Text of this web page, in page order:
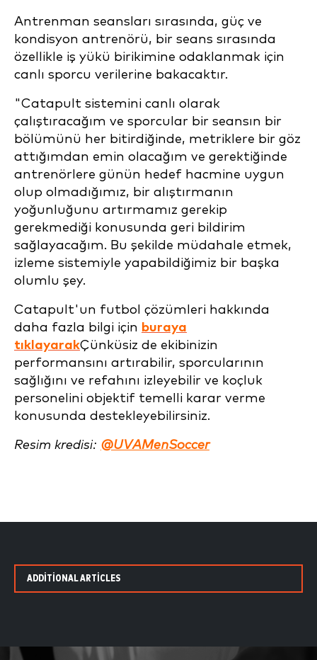
Antrenman seansları sırasında, güç ve
kondisyon antrenörü, bir seans sırasında
özellikle iş yükü birikimine odaklanmak için
canlı sporcu verilerine bakacaktır.
"Catapult sistemini canlı olarak
çalıştıracağım ve sporcular bir seansın bir
bölümünü her bitirdiğinde, metriklere bir göz
attığımdan emin olacağım ve gerektiğinde
antrenörlere günün hedef hacmine uygun
olup olmadığımız, bir alıştırmanın
yoğunluğunu artırmamız gerekip
gerekmediği konusunda geri bildirim
sağlayacağım. Bu şekilde müdahale etmek,
izleme sistemiyle yapabildiğimiz bir başka
olumlu şey.
Catapult'un futbol çözümleri hakkında
daha fazla bilgi için buraya
tıklayarakÇünküsiz de ekibinizin
performansını artırabilir, sporcularının
sağlığını ve refahını izleyebilir ve koçluk
personelini objektif temelli karar verme
konusunda destekleyebilirsiniz.
Resim kredisi: @UVAMenSoccer
ADDITIONAL ARTICLES